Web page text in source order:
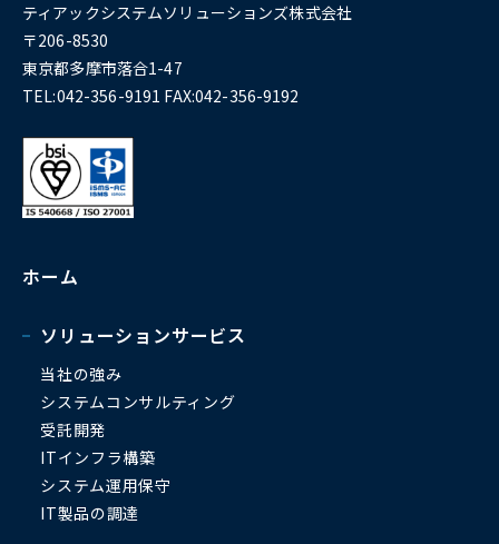
ティアックシステムソリューションズ株式会社
〒206-8530
東京都多摩市落合1-47
TEL:042-356-9191 FAX:042-356-9192
ホーム
ソリューションサービス
当社の強み
システムコンサルティング
受託開発
ITインフラ構築
システム運用保守
IT製品の調達